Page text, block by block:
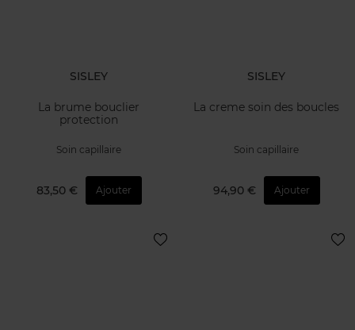
SISLEY
La brume bouclier
protection
Soin capillaire
83,50 € Ajouter
SISLEY
La creme soin des boucles
Soin capillaire
94,90 € Ajouter